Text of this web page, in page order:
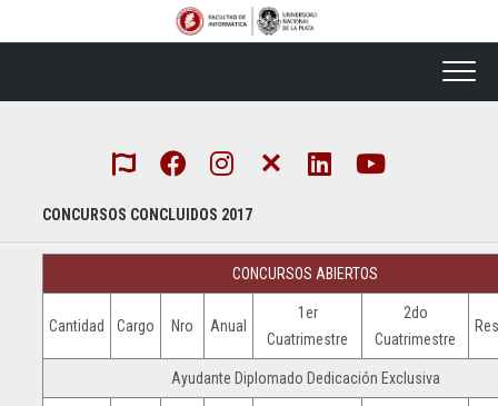
CONCURSOS CONCLUIDOS 2017
CONCURSOS ABIERTOS
Cantidad Cargo Nro Anual
1er
Cuatrimestre
2do
Cuatrimestre
Ayudante Diplomado Dedicación Exclusiva